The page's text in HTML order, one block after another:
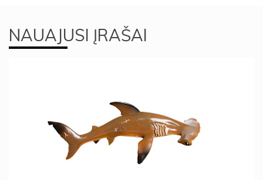
NAUAJUSI ĮRAŠAI